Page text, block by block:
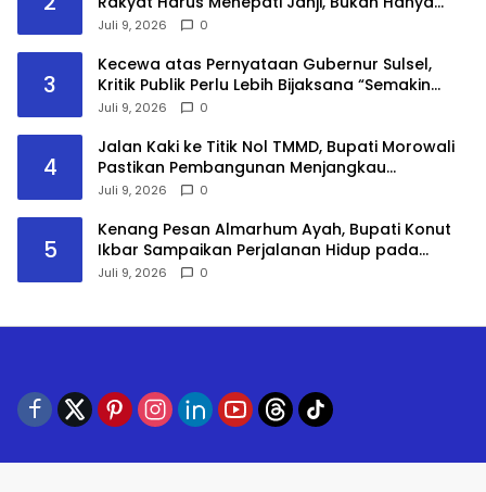
Datang Saat Membutuhkan Suara
Juli 9, 2026 0
3
Kecewa atas Pernyataan Gubernur Sulsel,
Kritik Publik Perlu Lebih Bijaksana “Semakin
tanam Pisang, semakin saya tidak Kerjai”
Juli 9, 2026 0
4
Jalan Kaki ke Titik Nol TMMD, Bupati Morowali
Pastikan Pembangunan Menjangkau
Kepulauan
Juli 9, 2026 0
5
Kenang Pesan Almarhum Ayah, Bupati Konut
Ikbar Sampaikan Perjalanan Hidup pada
Sidang Promosi Doktor
Juli 9, 2026 0